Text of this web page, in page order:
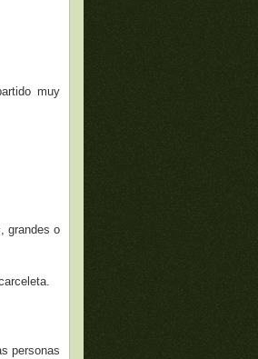
muy
grandes o
personas